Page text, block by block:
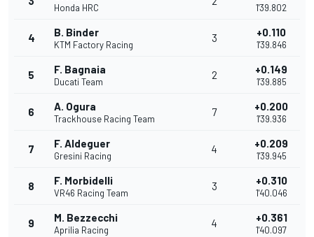
Honda HRC 1'39.802
4 B. Binder
KTM Factory Racing
3 +0.110
1'39.846
5 F. Bagnaia
Ducati Team
2 +0.149
1'39.885
6 A. Ogura
Trackhouse Racing Team
7 +0.200
1'39.936
7 F. Aldeguer
Gresini Racing
4 +0.209
1'39.945
8 F. Morbidelli
VR46 Racing Team
3 +0.310
1'40.046
9 M. Bezzecchi
Aprilia Racing
4 +0.361
1'40.097